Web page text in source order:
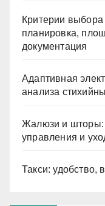
Критерии
планировка,
документация
Адаптивная
анализа
Жалюзи и шторы:
управления и
Такси: